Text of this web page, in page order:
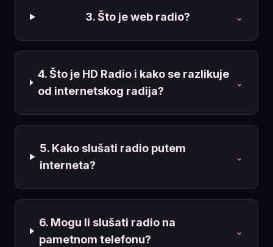
3. Što je web radio? ⌄
4. Što je HD Radio i kako se razlikuje
od internetskog radija?
⌄
5. Kako slušati radio putem
interneta?
⌄
6. Mogu li slušati radio na
pametnom telefonu?
⌄